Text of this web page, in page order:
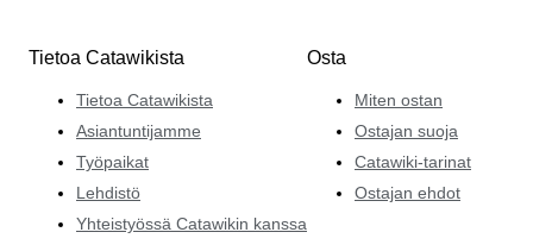
Tietoa Catawikista
Tietoa Catawikista
Asiantuntijamme
Työpaikat
Lehdistö
Yhteistyössä Catawikin kanssa
Osta
Miten ostan
Ostajan suoja
Catawiki-tarinat
Ostajan ehdot